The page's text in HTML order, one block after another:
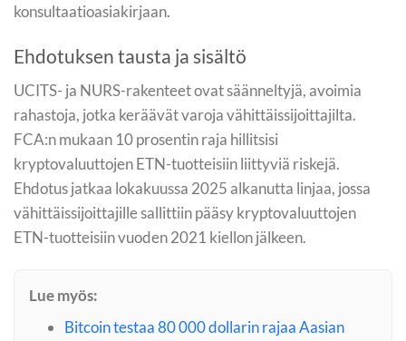
konsultaatioasiakirjaan.
Ehdotuksen tausta ja sisältö
UCITS- ja NURS-rakenteet ovat säänneltyjä, avoimia
rahastoja, jotka keräävät varoja vähittäissijoittajilta.
FCA:n mukaan 10 prosentin raja hillitsisi
kryptovaluuttojen ETN-tuotteisiin liittyviä riskejä.
Ehdotus jatkaa lokakuussa 2025 alkanutta linjaa, jossa
vähittäissijoittajille sallittiin pääsy kryptovaluuttojen
ETN-tuotteisiin vuoden 2021 kiellon jälkeen.
Lue myös:
Bitcoin testaa 80 000 dollarin rajaa Aasian